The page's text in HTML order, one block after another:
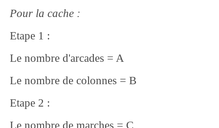
Pour la cache :
Etape 1 :
Le nombre d'arcades = A
Le nombre de colonnes = B
Etape 2 :
Le nombre de marches = C